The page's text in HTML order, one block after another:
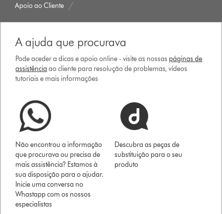
Apoio ao Cliente
A ajuda que procurava
Pode aceder a dicas e apoio online - visite as nossas páginas de
assistência ao cliente para resolução de problemas, vídeos
tutoriais e mais informações
Não encontrou a informação
que procurava ou precisa de
mais assistência? Estamos à
sua disposição para o ajudar.
Inicie uma conversa no
Whastapp com os nossos
especialistas
Descubra as peças de
substituição para o seu
produto